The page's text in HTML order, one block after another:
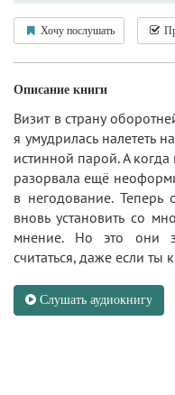
Хочу послушать
Описание книги
Визит в страну
я умудрилась налететь
истинной парой. А
разорвала ещё
в негодование. Теперь
вновь установить со
мнение. Но это они
считаться, даже если
Слушать аудиокнигу